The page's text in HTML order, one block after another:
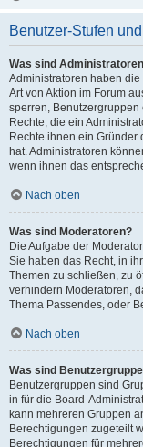
Benutzer-Stufen
Was sind
Administratoren haben
Art von Aktion im Forum
sperren,
Rechte, die ein
Rechte ihnen ein Gründer
hat. Administratoren
wenn ihnen das
Nach oben
Was sind Moderatoren?
Die Aufgabe der
Sie haben das Recht, in
Themen zu schließen, zu
verhindern Moderatoren,
Thema Passendes, oder
Nach oben
Was sind
Benutzergruppen sind
in für die Board-
kann mehreren Gruppen
Berechtigungen zugeteilt
Berechtigungen für